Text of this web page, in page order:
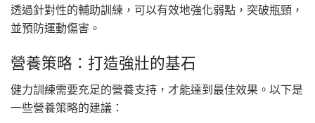
透過針對性的輔助訓練，可以有效地強化弱點，突破瓶頸，
並預防運動傷害。
營養策略：打造強壯的基石
健力訓練需要充足的營養支持，才能達到最佳效果。以下是
一些營養策略的建議：